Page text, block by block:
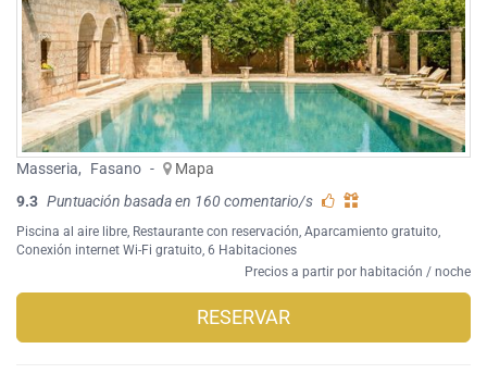
Masseria, Fasano -
Mapa
9.3 Puntuación basada en 160 comentario/s
Piscina al aire libre Restaurante con reservación Aparcamiento gratuito
Conexión internet Wi-Fi gratuito , 6 Habitaciones
Precios a partir por habitación / noche
RESERVAR